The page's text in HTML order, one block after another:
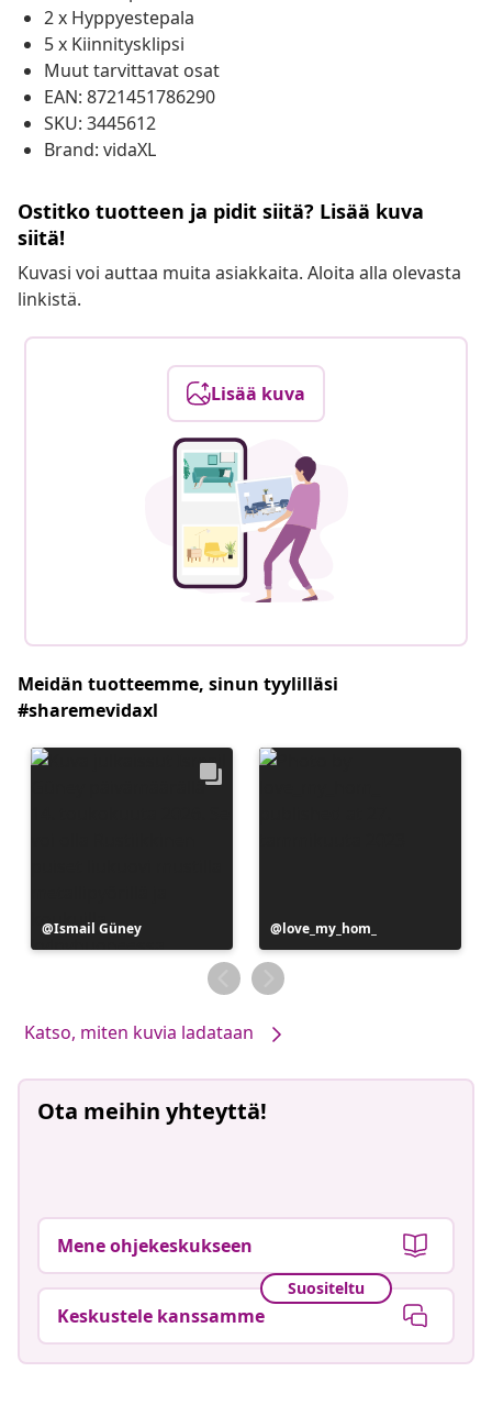
2 x Hyppyestepala
5 x Kiinnitysklipsi
Muut tarvittavat osat
EAN: 8721451786290
SKU: 3445612
Brand: vidaXL
Ostitko tuotteen ja pidit siitä? Lisää kuva
siitä!
Kuvasi voi auttaa muita asiakkaita. Aloita alla olevasta
linkistä.
Lisää kuva
Meidän tuotteemme, sinun tyylilläsi
#sharemevidaxl
Julkaissut
Ismail Güney Julkaissut
love_my_hom_
Katso, miten kuvia ladataan
Ota meihin yhteyttä!
Mene ohjekeskukseen
Suositeltu
Keskustele kanssamme